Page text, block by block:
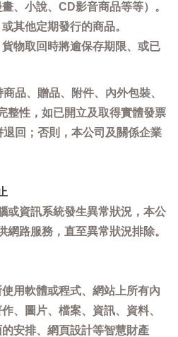
、小說、CD影音商品等等）。
其他定期發行的商品。
物取回時將逾保存期限、或已
品、贈品、附件、內外包裝、
整性，如已開立及取得實體發票
回；否則，本公司及關係企業
或資訊系統發生異常狀況，本公
路服務，直至異常狀況排除。
用軟體或程式、網站上所有內
、圖片、檔案、資訊、資料、
安排、網頁設計等智慧財產